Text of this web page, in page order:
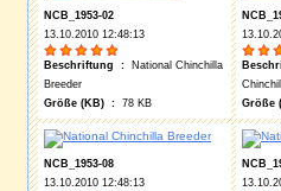
NCB_1953-02
13.10.2010 12:48:13
Beschriftung : National Chinchilla
Breeder
Größe (KB) : 78 KB
NCB_1953-08
13.10.2010 12:48:13